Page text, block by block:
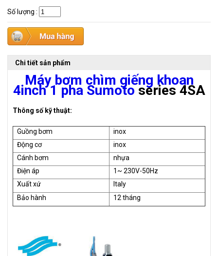
Số lượng :
Chi tiết sản phẩm
Máy bơm chìm giếng khoan
4inch 1 pha Sumotoseries 4SA
Thông số kỹ thuật:
Guồng bơm
inox
Động cơ
inox
Cánh bơm
nhựa
Điện áp
1~ 230V-50Hz
Xuất xứ
Italy
Bảo hành
12 tháng